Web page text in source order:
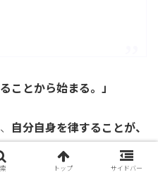
ことから始まる。」
自分自身を律することが、
いているとともに、
トップ サイドバー